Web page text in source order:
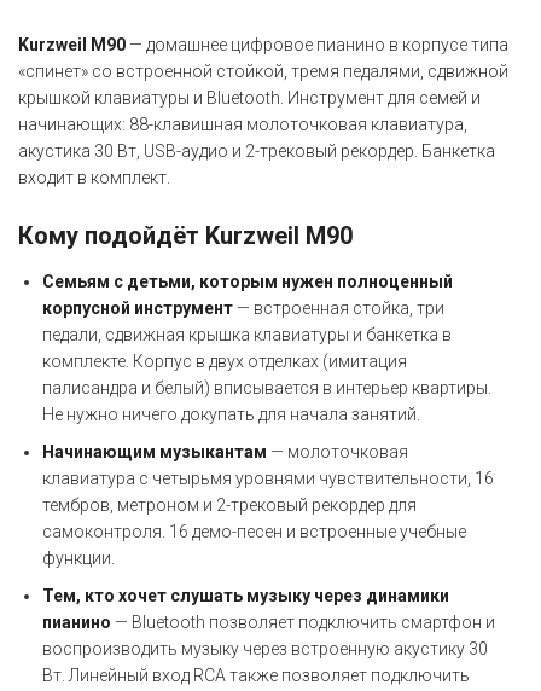
Kurzweil M90 — домашнее цифровое пианино в корпусе типа
«спинет» со встроенной стойкой, тремя педалями, сдвижной
крышкой клавиатуры и Bluetooth. Инструмент для семей и
начинающих: 88-клавишная молоточковая клавиатура,
акустика 30 Вт, USB-аудио и 2-трековый рекордер. Банкетка
входит в комплект.
Кому подойдёт Kurzweil M90
Семьям с детьми, которым нужен полноценный
корпусной инструмент — встроенная стойка, три
педали, сдвижная крышка клавиатуры и банкетка в
комплекте. Корпус в двух отделках (имитация
палисандра и белый) вписывается в интерьер квартиры.
Не нужно ничего докупать для начала занятий.
Начинающим музыкантам — молоточковая
клавиатура с четырьмя уровнями чувствительности, 16
тембров, метроном и 2-трековый рекордер для
самоконтроля. 16 демо-песен и встроенные учебные
функции.
Тем, кто хочет слушать музыку через динамики
пианино — Bluetooth позволяет подключить смартфон и
воспроизводить музыку через встроенную акустику 30
Вт. Линейный вход RCA также позволяет подключить